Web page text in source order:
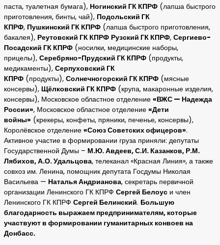
паста, туалетная бумага), Ногинский ГК КПРФ (лапша быстрого
приготовления, бинты, чай), Подольский ГК
КПРФ, Пушкинский ГК КПРФ (лапша быстрого приготовления,
бакалея), Реутовский ГК КПРФ Рузский ГК КПРФ, Сергиево-
Посадский ГК КПРФ (носилки, медицинские наборы,
прицелы), Серебряно-Прудский ГК КПРФ (продукты,
медикаменты), Серпуховский ГК
КПРФ (продукты), Солнечногорский ГК КПРФ (мясные
консервы), Щёлковский ГК КПРФ (крупа, макаронные изделия,
консервы), Московское областное отделение «ВЖС — Надежда
России», Московское областное отделение «Дети
войны» (крекеры, конфеты, пряники, печенье, консервы),
Королёвское отделение «Союз Советских офицеров».
Активное участие в формировании груза приняли: депутаты
Государственной Думы – М.Ю. Авдеев, С.И. Казанков, Р.М.
Лябихов, А.О. Удальцова, телеканал «Красная Линия», а также
совхоз им. Ленина, помощник депутата Госдумы Николая
Васильева — Наталья Андрианова, секретарь первичной
организации Ленинского ГК КПРФ Сергей Белоус и член
Ленинского ГК КПРФ Сергей Белинский. Большую
благодарность выражаем предпринимателям, которые
участвуют в формировании гуманитарных конвоев на
Донбасс.